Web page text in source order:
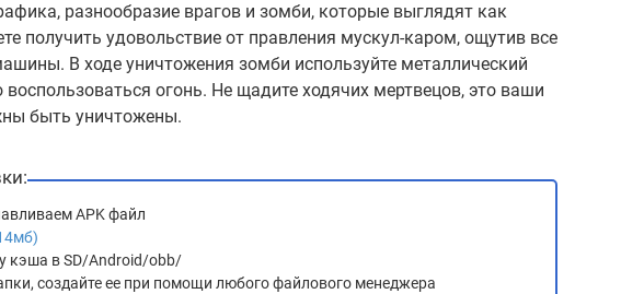
разнообразие врагов и зомби, которые выглядят как
получить удовольствие от правления мускул-каром, ощутив все
В ходе уничтожения зомби используйте металлический
огонь. Не щадите ходячих мертвецов, это ваши
быть уничтожены.
APK файл
кэша в SD/Android/obb/
создайте ее при помощи любого файлового менеджера